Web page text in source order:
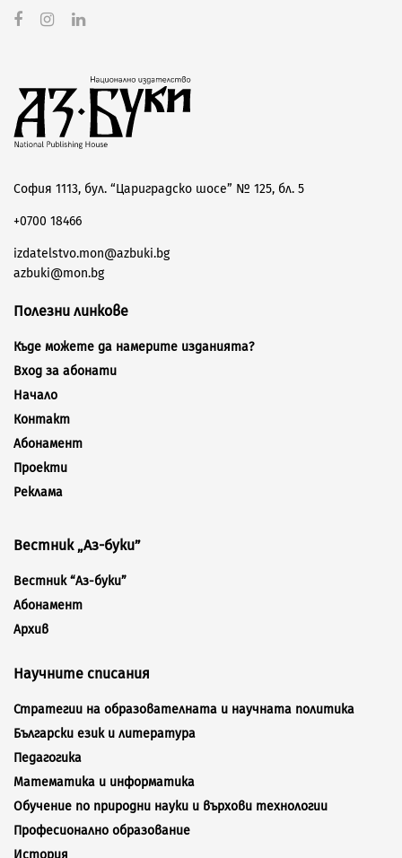
София 1113, бул. “Цариградско шосе” № 125, бл. 5
+0700 18466
izdatelstvo.mon@azbuki.bg
azbuki@mon.bg
Полезни линкове
Къде можете да намерите изданията?
Вход за абонати
Начало
Контакт
Абонамент
Проекти
Реклама
Вестник „Аз-буки”
Вестник “Аз-буки”
Абонамент
Архив
Научните списания
Стратегии на образователната и научната политика
Български език и литература
Педагогика
Математика и информатика
Обучение по природни науки и върхови технологии
Професионално образование
История